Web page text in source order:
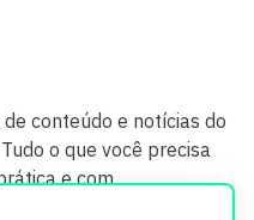
conteúdo e notícias do
o que você precisa
e com